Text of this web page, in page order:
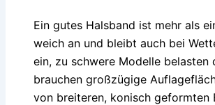
Ein gutes Halsband ist mehr als
weich an und bleibt auch bei
ein, zu schwere Modelle belasten
brauchen großzügige
von breiteren, konisch geformten